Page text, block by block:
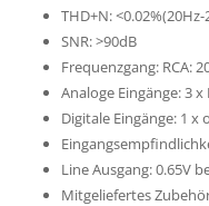
THD+N: <0.02%(20Hz-
SNR: >90dB
Frequenzgang: RCA:
Analoge Eingänge: 3
Digitale Eingänge: 1
Line Ausgang: 0.65V
Mitgeliefertes